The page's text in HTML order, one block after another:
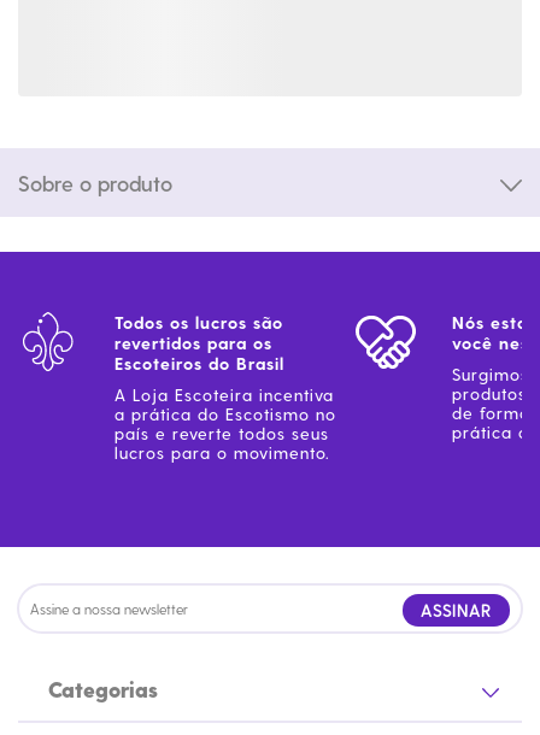
Sobre o produto
Todos os lucros são
revertidos para os
Escoteiros do Brasil
A Loja Escoteira incentiva
a prática do Escotismo no
país e reverte todos seus
lucros para o movimento.
Nós
você
Surgimos
produtos
de forma
prática
ASSINAR
Categorias